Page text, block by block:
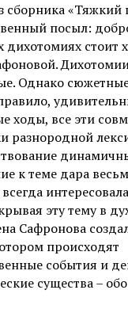
сборника «Тяжкий
посыл:
дихотомиях стоит
Однако
ходы, все эти
разнородной
к теме дара
эту тему в
Сафронова
происходят
события и
существа –